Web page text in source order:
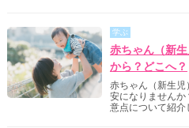
学ぶ
赤ちゃん（新
から？どこへ？
赤ちゃん（新生児
安になりませんか
意点について紹介